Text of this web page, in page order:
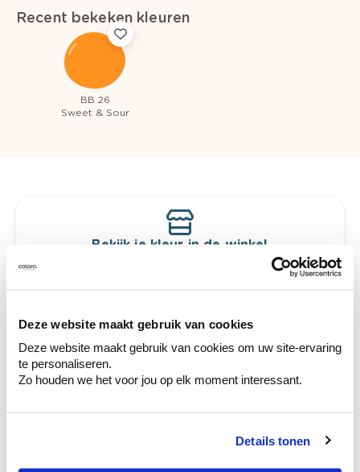
Deze website maakt gebruik van cookies
Deze website maakt gebruik van cookies om uw site-ervaring
te personaliseren.
Zo houden we het voor jou op elk moment interessant.
Details tonen
Recent bekeken kleuren
BB 26
Sweet & Sour
Bekijk je kleur in de winkel
Ontdek er kleurechte stalen van je
te verfijnen.
Krijg persoonlijk advies om kleuren te
combineren.